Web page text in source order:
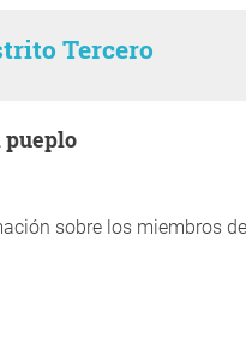
Tercero
pueplo
sobre los miembros